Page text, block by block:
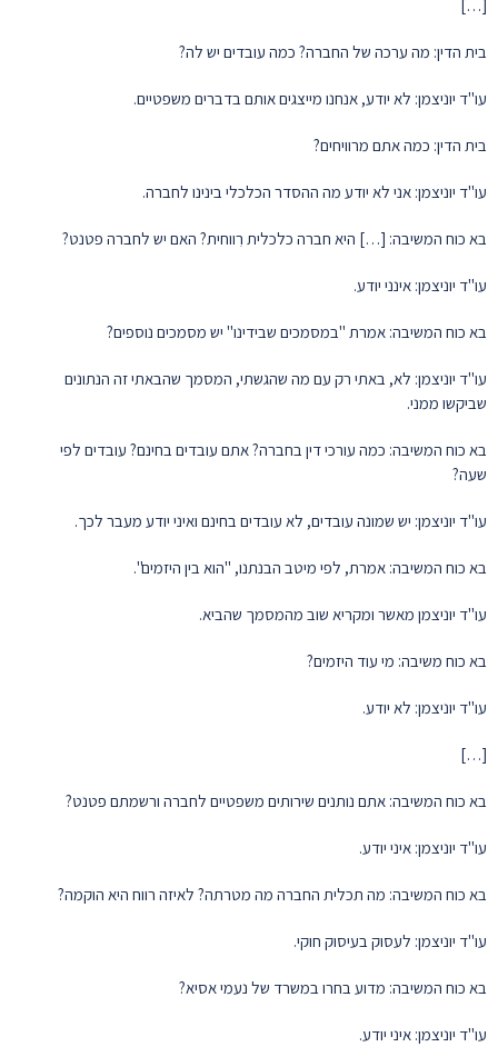
[…]
בית הדין: מה ערכה של החברה? כמה עובדים יש לה?
עו"ד יוניצמן: לא יודע, אנחנו מייצגים אותם בדברים משפטיים.
בית הדין: כמה אתם מרוויחים?
עו"ד יוניצמן: אני לא יודע מה ההסדר הכלכלי בינינו לחברה.
בא כוח המשיבה: […] היא חברה כלכלית רִווחית? האם יש לחברה פטנט?
עו"ד יוניצמן: אינני יודע.
בא כוח המשיבה: אמרת "במסמכים שבידינו" יש מסמכים נוספים?
עו"ד יוניצמן: לא, באתי רק עם מה שהגשתי, המסמך שהבאתי זה הנתונים
שביקשו ממני.
בא כוח המשיבה: כמה עורכי דין בחברה? אתם עובדים בחינם? עובדים לפי
שעה?
עו"ד יוניצמן: יש שמונה עובדים, לא עובדים בחינם ואיני יודע מעבר לכך.
בא כוח המשיבה: אמרת, לפי מיטב הבנתנו, "הוא בין היזמים".
עו"ד יוניצמן מאשר ומקריא שוב מהמסמך שהביא.
בא כוח משיבה: מי עוד היזמים?
עו"ד יוניצמן: לא יודע.
[…]
בא כוח המשיבה: אתם נותנים שירותים משפטיים לחברה ורשמתם פטנט?
עו"ד יוניצמן: איני יודע.
בא כוח המשיבה: מה תכלית החברה מה מטרתה? לאיזה רווח היא הוקמה?
עו"ד יוניצמן: לעסוק בעיסוק חוקי.
בא כוח המשיבה: מדוע בחרו במשרד של נעמי אסיא?
עו"ד יוניצמן: איני יודע.